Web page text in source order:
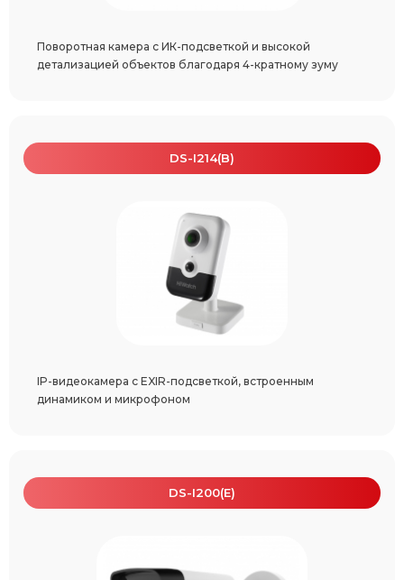
Поворотная камера с ИК-подсветкой и высокой
детализацией объектов благодаря 4-кратному зуму
DS-I214(B)
IP-видеокамера с EXIR-подсветкой, встроенным
динамиком и микрофоном
DS-I200(E)